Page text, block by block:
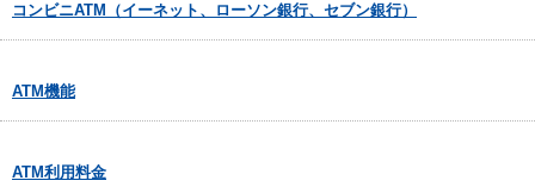
コンビニATM（イーネット、ローソン銀行、セブン銀行）
ATM機能
ATM利用料金